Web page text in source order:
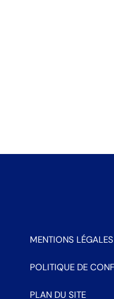
MENTIONS LÉGALES
POLITIQUE DE
PLAN DU SITE